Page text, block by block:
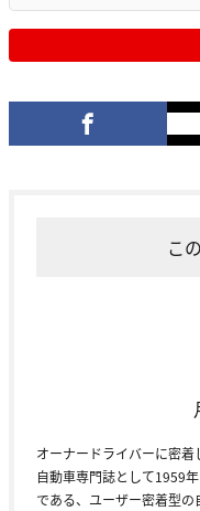
こ
オーナードライバーに密
自動車専門誌として1959
である、ユーザー密着型